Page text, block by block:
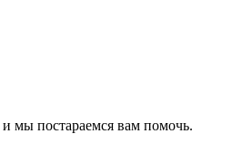
мы постараемся вам помочь.